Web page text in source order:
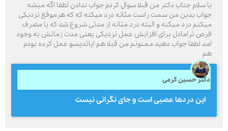
با سلام جناب دکتر من قبلا سوال کردم جواب ندادن لطفا اگه میشه
جواب بدین من سمت راست مثانه درد میکنه که که هرموقع نزدیکی
میکنم درد میکنه و البته درد مثانه از مدتی شروع شد که یا مصرف
قرص ترامادل برای افزایش عمل نزدیکی یعنی مدت زمانش به وجود
امد لطفا جواب دهید ممنونم من قبلا هم اپاتدیسو عمل کرده بودم
هم
دکتر حسین کرمی
این دردها عصبی است و جای نگرانی نیست